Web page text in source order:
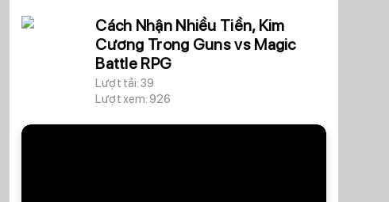
Cách Nhận Nhiều Tiền, Kim
Cương Trong Guns vs Magic
Battle RPG
Lượt tải: 39
Lượt xem: 926